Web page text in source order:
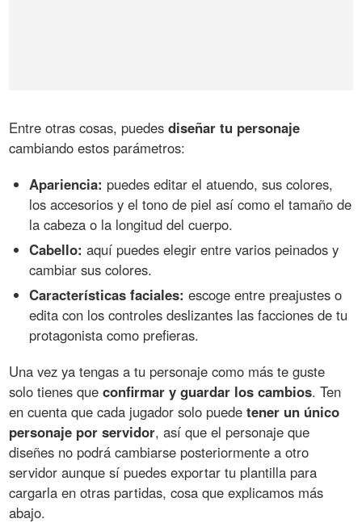
Entre otras cosas, puedesdiseñar tu personaje
cambiando estos parámetros:
Apariencia: puedes editar el atuendo, sus colores,
los accesorios y el tono de piel así como el tamaño de
la cabeza o la longitud del cuerpo.
Cabello: aquí puedes elegir entre varios peinados y
cambiar sus colores.
Características faciales: escoge entre preajustes o
edita con los controles deslizantes las facciones de tu
protagonista como prefieras.
Una vez ya tengas a tu personaje como más te guste
solo tienes queconfirmar y guardar los cambios. Ten
en cuenta que cada jugador solo puedetener un único
personaje por servidor, así que el personaje que
diseñes no podrá cambiarse posteriormente a otro
servidor aunque sí puedes exportar tu plantilla para
cargarla en otras partidas, cosa que explicamos más
abajo.